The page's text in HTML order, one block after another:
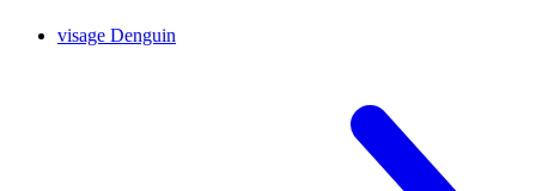
visage Denguin